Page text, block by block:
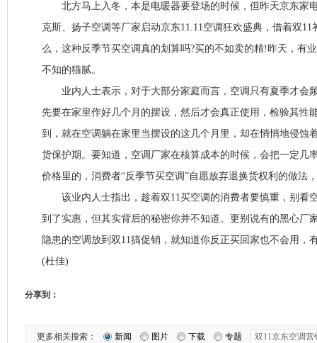
北方马上入冬，本是电暖器要登场的时候，但昨天京东家
克斯、扬子空调等厂家启动京东11.11空调狂欢盛典，借着双
么，这种反季节买空调真的划算吗?买的不如卖的精!昨天，有
不知的猫腻。
业内人士表示，对于大部分家庭而言，空调只有夏季才会
先要在家里作好几个月的摆设，然后才会真正使用，检验其性
到，就在空调躺在家里当摆设的这几个月里，却在悄悄地侵蚀
货保护期。要知道，空调厂家在核算成本的时候，会把一定几
价格里的，消费者“反季节买空调”自愿放弃退换货权利的做法
该业内人士指出，趁着双11买空调的消费者要慎重，别看
到了实惠，但其实背后的秘密你并不知道。更别说有的黑心厂
隐患的空调放到双11搞促销，就知道你反正买回家也不会用，
(杜佳)
分享到：
更多相关搜索： 新闻 图片 下载 专题